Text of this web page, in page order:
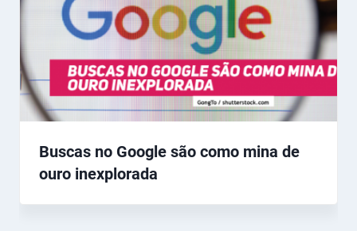
Buscas no Google são como mina de
ouro inexplorada